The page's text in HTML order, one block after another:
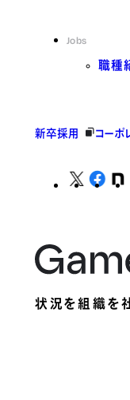
Jobs
職種
新卒採用 コーポ
状況を組織を